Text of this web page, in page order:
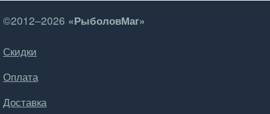
©2012–2026 «РыболовМаг»
Скидки
Оплата
Доставка